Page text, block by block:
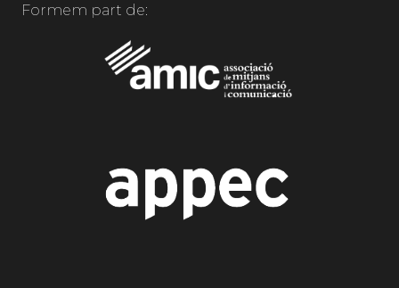
Formem part de: